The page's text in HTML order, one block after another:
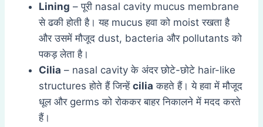
Lining – पूरी nasal cavity mucus membrane
से ढकी होती है। यह mucus हवा को moist रखता है
और उसमें मौजूद dust, bacteria और pollutants को
पकड़ लेता है।
Cilia – nasal cavity के अंदर छोटे-छोटे hair-like
structures होते हैं जिन्हें cilia कहते हैं। ये हवा में मौजूद
धूल और germs को रोककर बाहर निकालने में मदद करते
हैं।